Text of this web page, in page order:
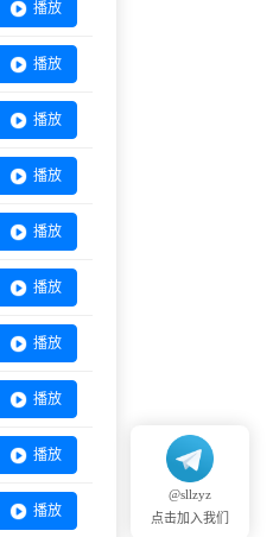
播放
播放
播放
播放
播放
播放
播放
播放
播放
播放
@sllzyz
点击加入我们